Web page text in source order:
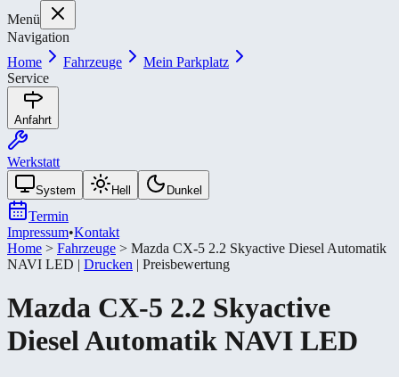
Menü
Navigation
Home
Fahrzeuge
Mein Parkplatz
Service
Anfahrt
Werkstatt
System Hell Dunkel
Termin
Impressum•Kontakt
Home > Fahrzeuge > Mazda CX-​5 2.2 Skyactive Diesel Automatik
NAVI LED | Drucken | Preisbewertung
Mazda CX-​5 2.2 Skyactive
Diesel Automatik NAVI LED